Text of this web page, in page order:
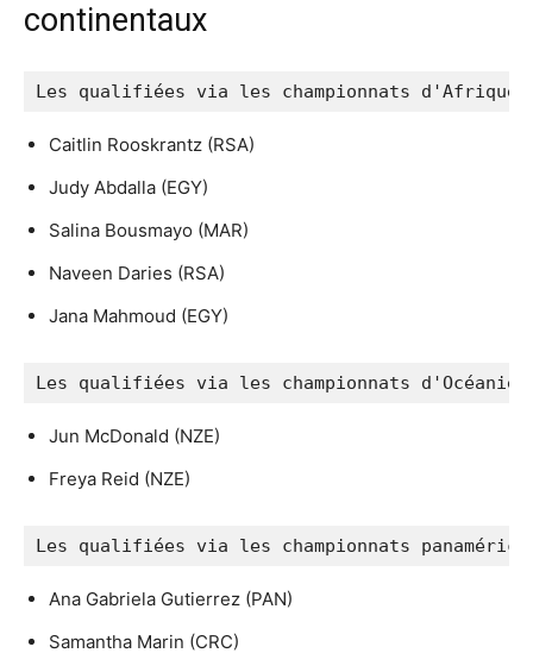
continentaux
Les qualifiées via les championnats d'Afrique
Caitlin Rooskrantz (RSA)
Judy Abdalla (EGY)
Salina Bousmayo (MAR)
Naveen Daries (RSA)
Jana Mahmoud (EGY)
Les qualifiées via les championnats d'Océanie
Jun McDonald (NZE)
Freya Reid (NZE)
Les qualifiées via les championnats
Ana Gabriela Gutierrez (PAN)
Samantha Marin (CRC)